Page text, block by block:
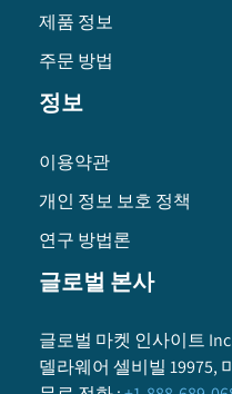
제품 정보
주문 방법
정보
이용약관
개인 정보 보호 정책
연구 방법론
글로벌 본사
글로벌 마켓 인사이트
델라웨어 셀비빌 19975,